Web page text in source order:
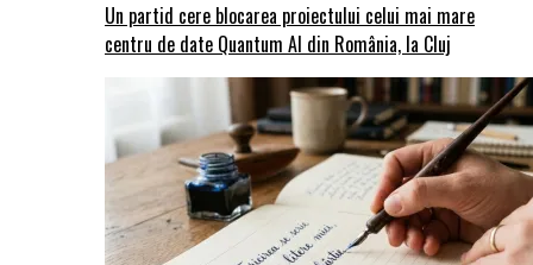
Un partid cere blocarea proiectului celui mai mare
centru de date Quantum AI din România, la Cluj